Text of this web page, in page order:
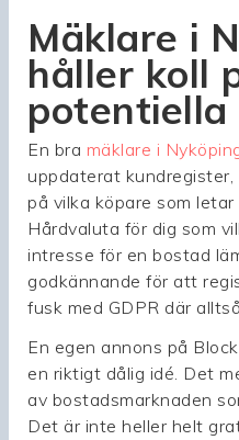
Mäklare i
håller koll
potentiella
En bra mäklare i
uppdaterat kundregister,
på vilka köpare som
Hårdvaluta för dig som
intresse för en bostad
godkännande för att
fusk med GDPR där
En egen annons på
en riktigt dålig idé. Det
av bostadsmarknaden
Det är inte heller helt